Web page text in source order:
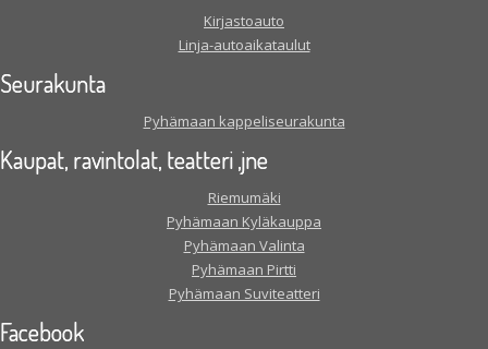
Kirjastoauto
Linja-autoaikataulut
Seurakunta
Pyhämaan kappeliseurakunta
Kaupat, ravintolat, teatteri ,jne
Riemumäki
Pyhämaan Kyläkauppa
Pyhämaan Valinta
Pyhämaan Pirtti
Pyhämaan Suviteatteri
Facebook